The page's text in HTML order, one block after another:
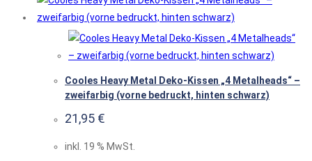
Cooles Heavy Metal Deko-Kissen „4 Metalheads“ –
zweifarbig (vorne bedruckt, hinten schwarz)
21,95 €
inkl. 19 % MwSt.